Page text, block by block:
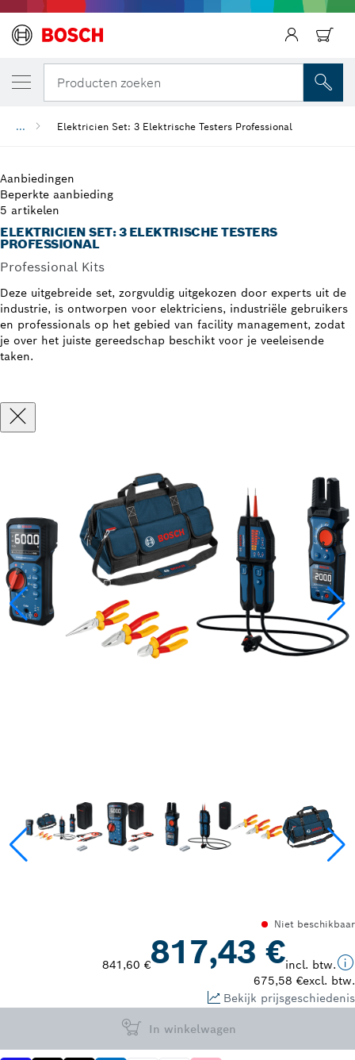
Producten zoeken
... Elektricien Set: 3 Elektrische Testers Professional
Aanbiedingen
Beperkte aanbieding
5 artikelen
ELEKTRICIEN SET: 3 ELEKTRISCHE TESTERS
PROFESSIONAL
Professional Kits
Deze uitgebreide set, zorgvuldig uitgekozen door experts uit de
industrie, is ontworpen voor elektriciens, industriële gebruikers
en professionals op het gebied van facility management, zodat
je over het juiste gereedschap beschikt voor je veeleisende
taken.
Niet beschikbaar
841,60 €817,43 €incl. btw.
675,58 €excl. btw.
Bekijk prijsgeschiedenis
In winkelwagen